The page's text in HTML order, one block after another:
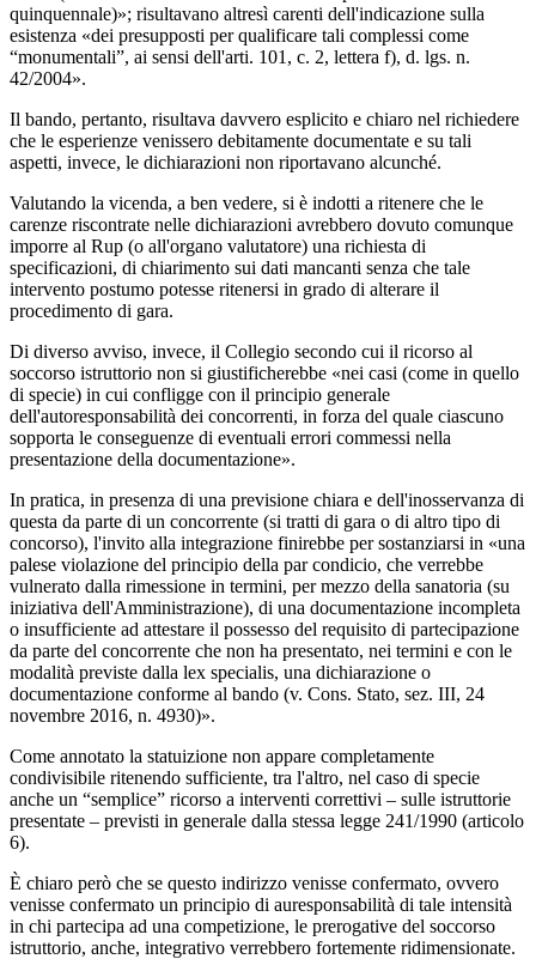
quinquennale)»; risultavano altresì carenti dell'indicazione sulla
esistenza «dei presupposti per qualificare tali complessi come
“monumentali”, ai sensi dell'arti. 101, c. 2, lettera f), d. lgs. n.
42/2004».
Il bando, pertanto, risultava davvero esplicito e chiaro nel richiedere
che le esperienze venissero debitamente documentate e su tali
aspetti, invece, le dichiarazioni non riportavano alcunché.
Valutando la vicenda, a ben vedere, si è indotti a ritenere che le
carenze riscontrate nelle dichiarazioni avrebbero dovuto comunque
imporre al Rup (o all'organo valutatore) una richiesta di
specificazioni, di chiarimento sui dati mancanti senza che tale
intervento postumo potesse ritenersi in grado di alterare il
procedimento di gara.
Di diverso avviso, invece, il Collegio secondo cui il ricorso al
soccorso istruttorio non si giustificherebbe «nei casi (come in quello
di specie) in cui confligge con il principio generale
dell'autoresponsabilità dei concorrenti, in forza del quale ciascuno
sopporta le conseguenze di eventuali errori commessi nella
presentazione della documentazione».
In pratica, in presenza di una previsione chiara e dell'inosservanza di
questa da parte di un concorrente (si tratti di gara o di altro tipo di
concorso), l'invito alla integrazione finirebbe per sostanziarsi in «una
palese violazione del principio della par condicio, che verrebbe
vulnerato dalla rimessione in termini, per mezzo della sanatoria (su
iniziativa dell'Amministrazione), di una documentazione incompleta
o insufficiente ad attestare il possesso del requisito di partecipazione
da parte del concorrente che non ha presentato, nei termini e con le
modalità previste dalla lex specialis, una dichiarazione o
documentazione conforme al bando (v. Cons. Stato, sez. III, 24
novembre 2016, n. 4930)».
Come annotato la statuizione non appare completamente
condivisibile ritenendo sufficiente, tra l'altro, nel caso di specie
anche un “semplice” ricorso a interventi correttivi – sulle istruttorie
presentate – previsti in generale dalla stessa legge 241/1990 (articolo
6).
È chiaro però che se questo indirizzo venisse confermato, ovvero
venisse confermato un principio di auresponsabilità di tale intensità
in chi partecipa ad una competizione, le prerogative del soccorso
istruttorio, anche, integrativo verrebbero fortemente ridimensionate.